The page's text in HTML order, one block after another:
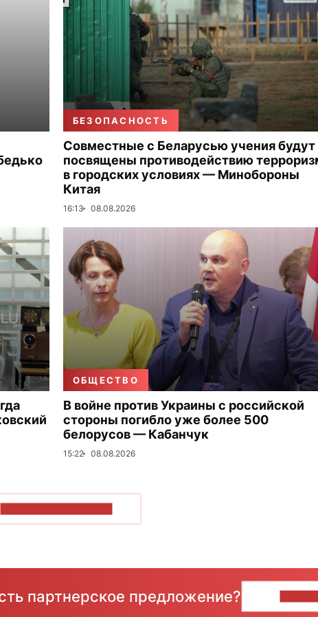
БЕЗОПАСНОСТЬ
Совместные с Беларусью учения будут
посвящены противодействию
в городских условиях — Минобороны
Китая
16:13 08.08.2026
ОБЩЕСТВО
В войне против Украины с российской
стороны погибло уже более 500
белорусов — Кабанчук
15:22 08.08.2026
партнерское предложение?